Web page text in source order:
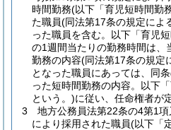
時間勤務(以下「育児短時間勤
た職員(同法第17条の規定によ
った職員を含む。以下「育児
の1週間当たりの勤務時間は、
勤務の内容(同法第17条の規定
となった職員にあっては、同
った短時間勤務の内容。以下
という。)に従い、任命権者が
3
地方公務員法第22条の4第1
により採用された職員(以下「